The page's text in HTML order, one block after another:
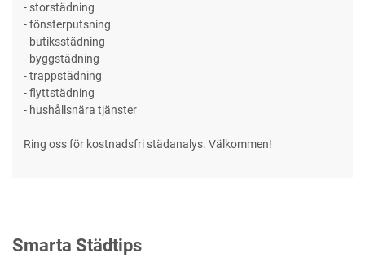
- storstädning
- fönsterputsning
- butiksstädning
- byggstädning
- trappstädning
- flyttstädning
- hushållsnära tjänster
Ring oss för kostnadsfri städanalys. Välkommen!
Smarta Städtips